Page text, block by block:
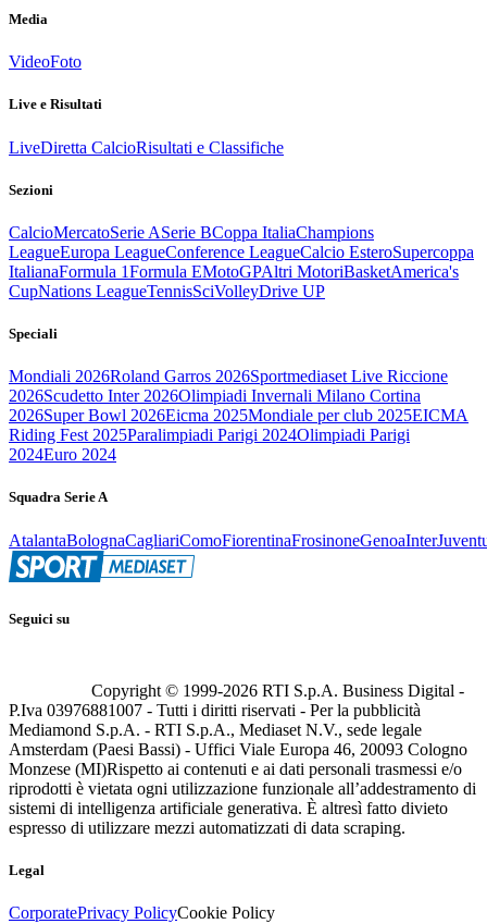
Media
VideoFoto
Live e Risultati
LiveDiretta CalcioRisultati e Classifiche
Sezioni
CalcioMercatoSerie ASerie BCoppa ItaliaChampions
LeagueEuropa LeagueConference LeagueCalcio EsteroSupercoppa
ItalianaFormula 1Formula EMotoGPAltri MotoriBasketAmerica's
CupNations LeagueTennisSciVolleyDrive UP
Speciali
Mondiali 2026Roland Garros 2026Sportmediaset Live Riccione
2026Scudetto Inter 2026Olimpiadi Invernali Milano Cortina
2026Super Bowl 2026Eicma 2025Mondiale per club 2025EICMA
Riding Fest 2025Paralimpiadi Parigi 2024Olimpiadi Parigi
2024Euro 2024
Squadra Serie A
AtalantaBolognaCagliariComoFiorentinaFrosinoneGenoaInter
Seguici su
Copyright © 1999-2026 RTI S.p.A. Business Digital -
P.Iva 03976881007 - Tutti i diritti riservati - Per la pubblicità
Mediamond S.p.A. - RTI S.p.A., Mediaset N.V., sede legale
Amsterdam (Paesi Bassi) - Uffici Viale Europa 46, 20093 Cologno
Monzese (MI)Rispetto ai contenuti e ai dati personali trasmessi e/o
riprodotti è vietata ogni utilizzazione funzionale all’addestramento di
sistemi di intelligenza artificiale generativa. È altresì fatto divieto
espresso di utilizzare mezzi automatizzati di data scraping.
Legal
CorporatePrivacy PolicyCookie Policy